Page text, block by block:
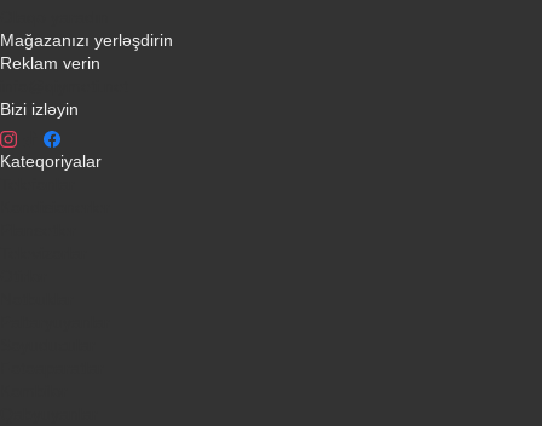
Mağazanızı yerləşdirin
Reklam verin
Bizi izləyin
Kateqoriyalar